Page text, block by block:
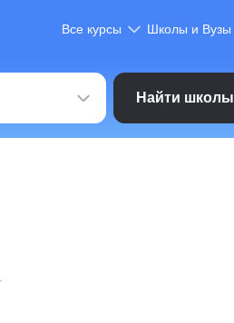
Все курсы Школы и Вузы
Найти школы